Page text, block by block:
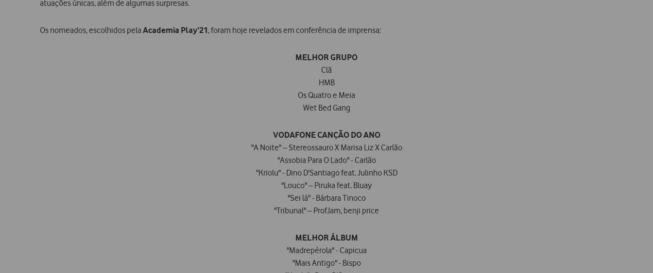
atuações únicas, além de algumas surpresas.
Os nomeados, escolhidos pela Academia Play’21, foram hoje revelados em conferência de imprensa:
MELHOR GRUPO
Clã
HMB
Os Quatro e Meia
Wet Bed Gang
VODAFONE CANÇÃO DO ANO
"A Noite" – Stereossauro X Marisa Liz X Carlão
"Assobia Para O Lado" - Carlão
"Kriolu" - Dino D'Santiago feat. Julinho KSD
"Louco" – Piruka feat. Bluay
"Sei lá" - Bárbara Tinoco
"Tribunal" – ProfJam, benji price
MELHOR ÁLBUM
"Madrepérola" - Capicua
"Mais Antigo" - Bispo